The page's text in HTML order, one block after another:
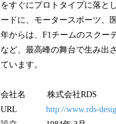
をすぐにプロトタイプに落と
ードに、モータースポーツ、
年からは、F1チームのスクー
など、最高峰の舞台で生み出
ています。
会社名 株式会社RDS
URL http://www.rds-